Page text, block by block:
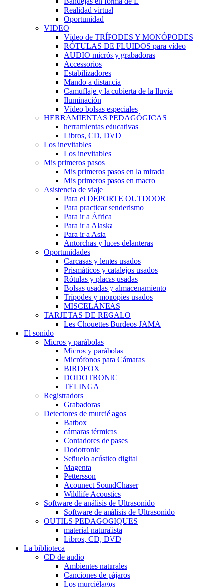
Realidad virtual
Oportunidad
VIDEO
Vídeo de TRÍPODES Y MONÓPODES
RÓTULAS DE FLUIDOS para vídeo
AUDIO micrós y grabadoras
Accessorios
Estabilizadores
Mando a distancia
Camuflaje y la cubierta de la lluvia
Iluminación
Vídeo bolsas especiales
HERRAMIENTAS PEDAGÓGICAS
herramientas educativas
Libros, CD, DVD
Los inevitables
Los inevitables
Mis primeros pasos
Mis primeros pasos en la mirada
Mis primeros pasos en macro
Asistencia de viaje
Para el DEPORTE OUTDOOR
Para practicar senderismo
Para ir a África
Para ir a Alaska
Para ir a Asia
Antorchas y luces delanteras
Oportunidades
Carcasas y lentes usados
Prismáticos y catalejos usados
Rótulas y placas usadas
Bolsas usadas y almacenamiento
Trípodes y monopies usados
MISCELÁNEAS
TARJETAS DE REGALO
Les Chouettes Burdeos JAMA
El sonido
Micros y parábolas
Micros y parábolas
Micrófonos para Cámaras
BIRDFOX
DODOTRONIC
TELINGA
Registradors
Grabadoras
Detectores de murciélagos
Batbox
cámaras térmicas
Contadores de pases
Dodotronic
Señuelo acústico digital
Magenta
Pettersson
Acounect SoundChaser
Wildlife Acoustics
Software de análisis de Ultrasonido
Software de análisis de Ultrasonido
OUTILS PEDAGOGIQUES
material naturalista
Libros, CD, DVD
La biblioteca
CD de audio
Ambientes naturales
Canciones de pájaros
Los murciélagos